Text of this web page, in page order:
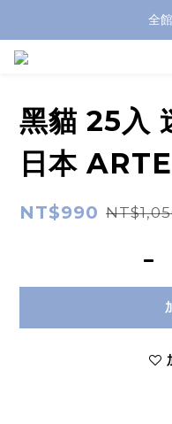
全
全
黑貓 25入
日本 ARTE
NT$990